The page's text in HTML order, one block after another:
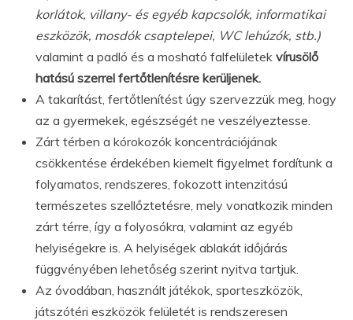
korlátok, villany- és egyéb kapcsolók, informatikai
eszközök, mosdók csaptelepei, WC lehúzók, stb.)
valamint a padló és a mosható falfelületek vírusölő
hatású szerrel fertőtlenítésre kerüljenek.
A takarítást, fertőtlenítést úgy szervezzük meg, hogy
az a gyermekek, egészségét ne veszélyeztesse.
Zárt térben a kórokozók koncentrációjának
csökkentése érdekében kiemelt figyelmet fordítunk a
folyamatos, rendszeres, fokozott intenzitású
természetes szellőztetésre, mely vonatkozik minden
zárt térre, így a folyosókra, valamint az egyéb
helyiségekre is. A helyiségek ablakát időjárás
függvényében lehetőség szerint nyitva tartjuk.
Az óvodában, használt játékok, sporteszközök,
játszótéri eszközök felületét is rendszeresen